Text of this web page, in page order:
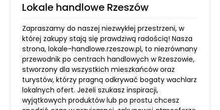
Lokale handlowe Rzeszów
Zapraszamy do naszej niezwykłej przestrzeni, w
której zakupy stają się prawdziwą radością! Nasza
strona, lokale-handlowe.rzeszow.pl, to niezrównany
przewodnik po centrach handlowych w Rzeszowie,
stworzony dla wszystkich mieszkańców oraz
turystów, którzy pragną odkrywać bogaty wachlarz
lokalnych ofert. Jeżeli szukasz inspiracji,
wyjątkowych produktów lub po prostu chcesz